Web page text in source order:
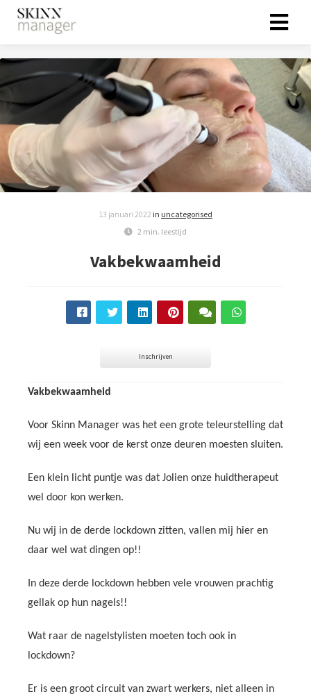
13 januari 2022 in uncategorised
2 min. leestijd
Vakbekwaamheid
Inschrijven
Vakbekwaamheid
Voor Skinn Manager was het een grote teleurstelling dat
wij een week voor de kerst onze deuren moesten sluiten.
Een klein licht puntje was dat Jolien onze huidtherapeut
wel door kon werken.
Nu wij in de derde lockdown zitten, vallen mij hier en
daar wel wat dingen op!!
In deze derde lockdown hebben vele vrouwen prachtig
gellak op hun nagels!!
Wat raar de nagelstylisten moeten toch ook in
lockdown?
Er is een groot circuit van zwart werkers, niet alleen in